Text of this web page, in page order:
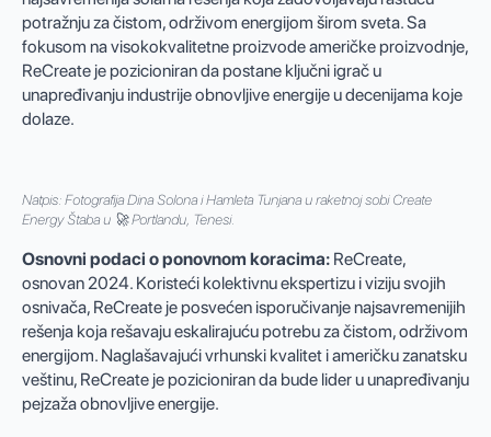
potražnju za čistom, održivom energijom širom sveta. Sa
fokusom na visokokvalitetne proizvode američke proizvodnje,
ReCreate je pozicioniran da postane ključni igrač u
unapređivanju industrije obnovljive energije u decenijama koje
dolaze.
Natpis: Fotografija Dina Solona i Hamleta Tunjana u raketnoj sobi Create
Energy Štaba u 🚀 Portlandu, Tenesi.
Osnovni podaci o ponovnom koracima: ReCreate,
osnovan 2024. Koristeći kolektivnu ekspertizu i viziju svojih
osnivača, ReCreate je posvećen isporučivanje najsavremenijih
rešenja koja rešavaju eskalirajuću potrebu za čistom, održivom
energijom. Naglašavajući vrhunski kvalitet i američku zanatsku
veštinu, ReCreate je pozicioniran da bude lider u unapređivanju
pejzaža obnovljive energije.